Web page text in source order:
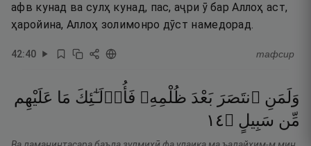
афв кунад ва сулҳ кунад, пас, аҷри ӯ бар Аллоҳ аст,
ҳаройина, Аллоҳ золимонро дӯст намедорад.
42:40 тафсир
وَلَمَنِ ٱنتَصَرَ بَعْدَ ظُلْمِهِۦ فَأُو۟لَـٰٓئِكَ مَا عَلَيْهِم
مِّن سَبِيلٍ ۝٤١